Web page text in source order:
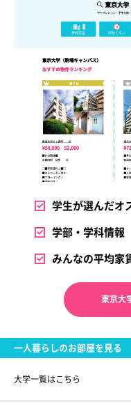
学生が選んだオ
学部・学科情報
みんなの平均家
東京大
一人暮らしのお部屋を見る
大学一覧はこちら